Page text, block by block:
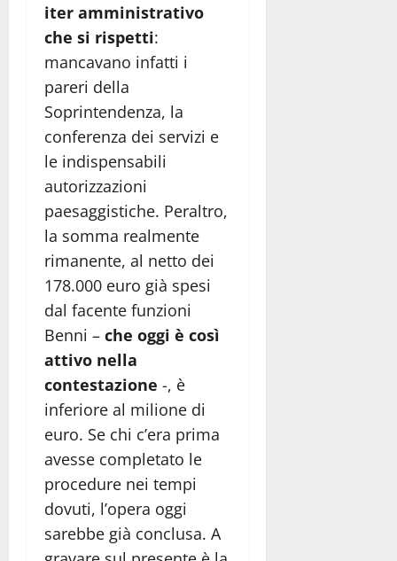
iter amministrativo
che si rispetti:
mancavano infatti i
pareri della
Soprintendenza, la
conferenza dei servizi e
le indispensabili
autorizzazioni
paesaggistiche. Peraltro,
la somma realmente
rimanente, al netto dei
178.000 euro già spesi
dal facente funzioni
Benni – che oggi è così
attivo nella
contestazione -, è
inferiore al milione di
euro. Se chi c’era prima
avesse completato le
procedure nei tempi
dovuti, l’opera oggi
sarebbe già conclusa. A